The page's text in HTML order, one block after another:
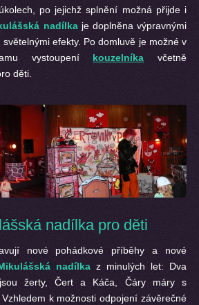
po jejichž splnění možná přijde i
nadílkaje doplněna výpravnými
efekty. Po domluvě je možné v
vystoupení kouzelníka
včetně
děti.
nadílka pro děti
nové pohádkové příběhy a nové
nadílka z minulých let: Dva
žerty, Čert a Káča, Čáry máry s
k možnosti odpojení závěrečné